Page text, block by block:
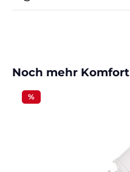
Produktgalerie
Noch mehr
%